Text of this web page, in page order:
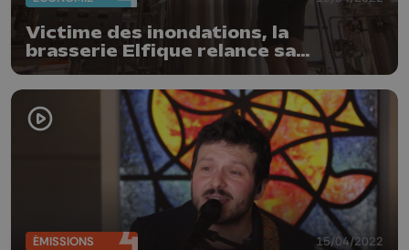
Victime des inondations, la
brasserie Elfique relance sa
production à Aywaille
ÉMISSIONS 15/04/2022